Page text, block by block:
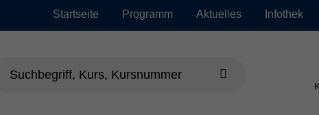
Startseite Programm Aktuelles Infothek